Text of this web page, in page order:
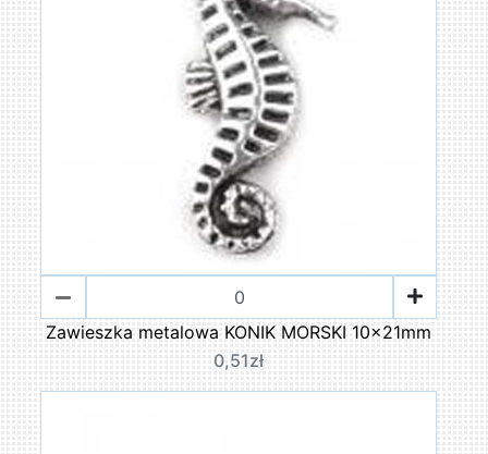
Zawieszka metalowa KONIK MORSKI 10x21mm
0,51zł